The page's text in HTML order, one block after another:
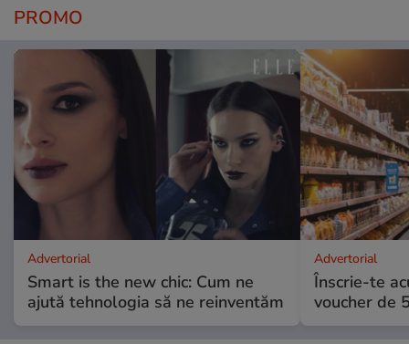
PROMO
Advertorial
Smart is the new chic: Cum ne
ajută tehnologia să ne reinventăm
Advertorial
Înscrie-te
voucher de